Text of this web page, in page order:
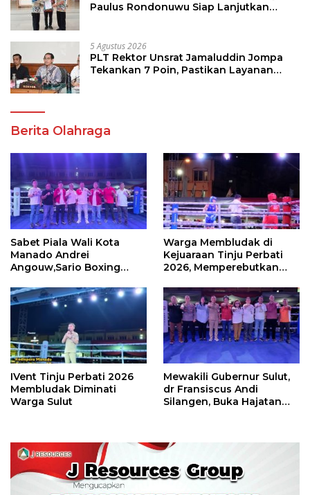
Paulus Rondonuwu Siap Lanjutkan
5 Agustus 2026
PLT Rektor Unsrat Jamaluddin Jompa
Tekankan 7 Poin, Pastikan Layanan
Berita Olahraga
Sabet Piala Wali Kota
Manado Andrei
Angouw,Sario Boxing
Perbati 2026
Warga Membludak di
Kejuaraan Tinju Perbati
2026, Memperebutkan
IVent Tinju Perbati 2026
Membludak Diminati
Warga Sulut
Mewakili Gubernur Sulut,
dr Fransiscus Andi
Silangen, Buka Hajatan